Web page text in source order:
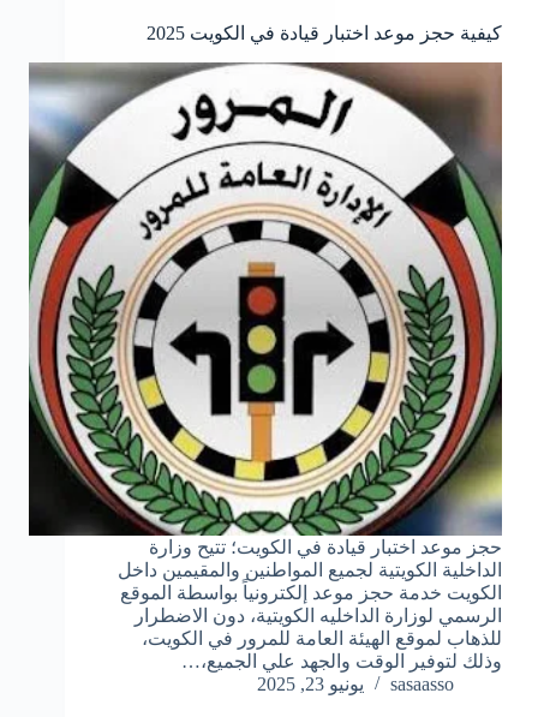
كيفية حجز موعد اختبار قيادة في الكويت 2025
حجز موعد اختبار قيادة في الكويت؛ تتيح وزارة
الداخلية الكويتية لجميع المواطنين والمقيمين داخل
الكويت خدمة حجز موعد إلكترونياً بواسطة الموقع
الرسمي لوزارة الداخليه الكويتية، دون الاضطرار
للذهاب لموقع الهيئة العامة للمرور في الكويت،
وذلك لتوفير الوقت والجهد علي الجميع،…
sasaasso
يونيو 23, 2025